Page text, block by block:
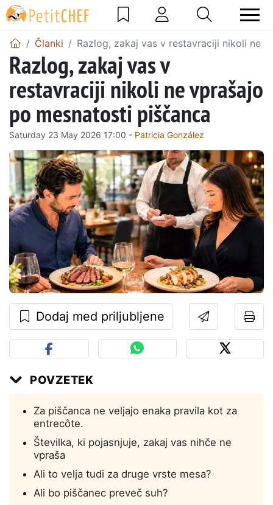
Članki Razlog, zakaj vas v restavraciji nikoli ne
Razlog, zakaj vas v
restavraciji nikoli ne vprašajo
po mesnatosti piščanca
Saturday 23 May 2026 17:00 - Patricia González
Dodaj med priljubljene
POVZETEK
Za piščanca ne veljajo enaka pravila kot za
entrecôte.
Številka, ki pojasnjuje, zakaj vas nihče ne
vpraša
Ali to velja tudi za druge vrste mesa?
Ali bo piščanec preveč suh?